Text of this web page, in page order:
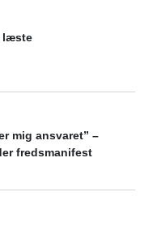
læste
mig ansvaret” –
fredsmanifest